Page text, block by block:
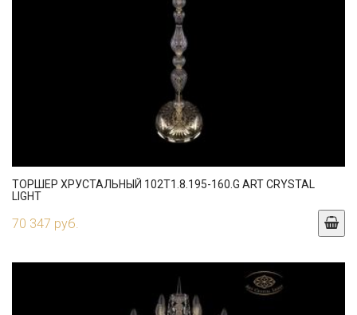
ТОРШЕР ХРУСТАЛЬНЫЙ 102T1.8.195-160.G ART CRYSTAL
LIGHT
70 347 руб.